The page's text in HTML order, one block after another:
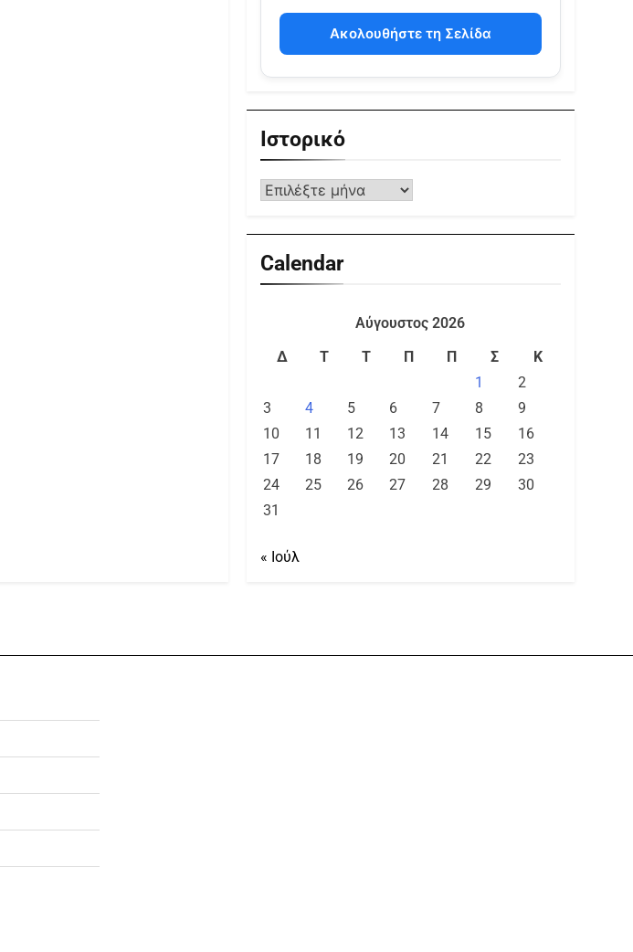
Ακολουθήστε τη Σελίδα
Ιστορικό
Calendar
Αύγουστος 2026
Δ
Τ Τ Π Π Σ
Κ
1
2
3
4 5 6 7 8
9
10
11 12 13 14 15
16
17
18 19 20 21 22
23
24
25 26 27 28 29
30
31
« Ιούλ